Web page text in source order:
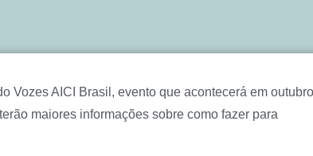
Vozes AICI Brasil, evento que acontecerá em
maiores informações sobre como fazer para